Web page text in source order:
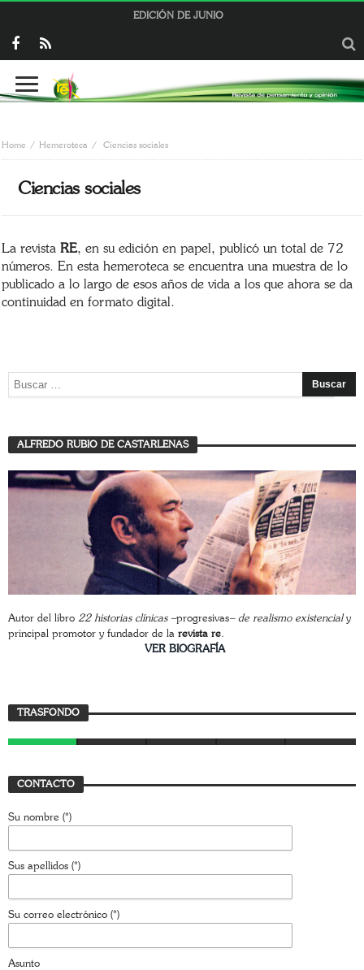
EDICIÓN DE JUNIO
Home Hemeroteca Ciencias sociales
Ciencias sociales
La revistaRE, en su edición en papel, publicó un total de 72
números. En esta hemeroteca se encuentra una muestra de lo
publicado a lo largo de esos años de vida a los que ahora se da
continuidad en formato digital.
ALFREDO RUBIO DE CASTARLENAS
Autor del libro 22 historias clínicas –progresivas– de realismo existencialy
principal promotor y fundador de la revista re.
VER BIOGRAFÍA
TRASFONDO
JAVIER BUSTAMANTE
CONTACTO
Su nombre (*)
Sus apellidos (*)
Su correo electrónico (*)
Asunto